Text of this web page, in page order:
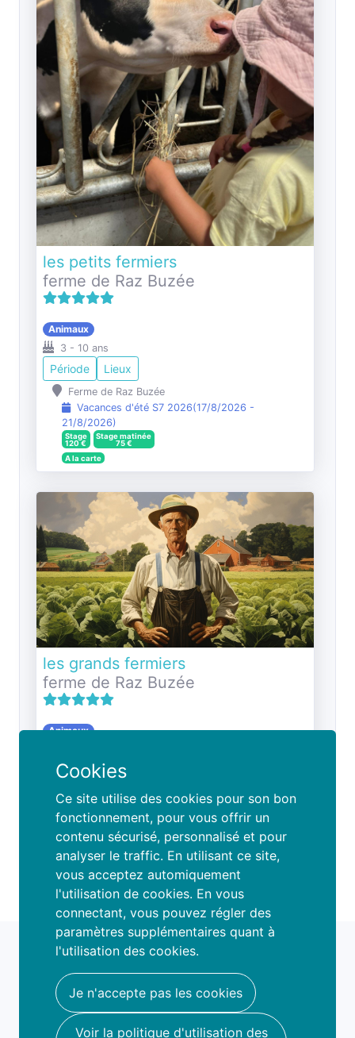
Cookies
Ce site utilise des cookies pour son bon
fonctionnement, pour vous offrir un
contenu sécurisé, personnalisé et pour
analyser le traffic. En utilisant ce site,
vous acceptez automiquement
l'utilisation de cookies. En vous
connectant, vous pouvez régler des
paramètres supplémentaires quant à
l'utilisation des cookies.
Je n'accepte pas les cookies
Voir la politique d'utilisation des
les petits fermiers
ferme de Raz Buzée
Animaux
3 - 10 ans
Période Lieux
Ferme de Raz Buzée
Vacances d'été S7 2026(17/8/2026 -
21/8/2026)
Stage
120€
Stage matinée
75€
A la carte
les grands fermiers
ferme de Raz Buzée
Animaux
Période Lieux
Ferme de Raz Buzée
17/8/2026
21/8/2026)
Stage
120€
Stage matinée
75€
A la carte
famio
hello@famio.be
A propos